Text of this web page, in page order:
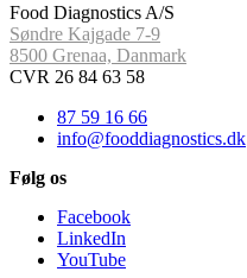
Food Diagnostics A/S
Søndre Kajgade 7-9
8500 Grenaa, Danmark
CVR 26 84 63 58
87 59 16 66
info@fooddiagnostics.dk
Følg os
Facebook
LinkedIn
YouTube